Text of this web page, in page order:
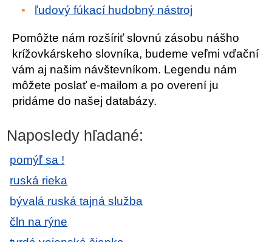
ľudový fúkací hudobný nástroj
Pomôžte nám rozšíriť slovnú zásobu nášho
krížovkárskeho slovníka, budeme veľmi vďační
vám aj našim návštevníkom. Legendu nám
môžete poslať e-mailom a po overení ju
pridáme do našej databázy.
Naposledy hľadané:
pomýľ sa !
ruská rieka
bývalá ruská tajná služba
čln na rýne